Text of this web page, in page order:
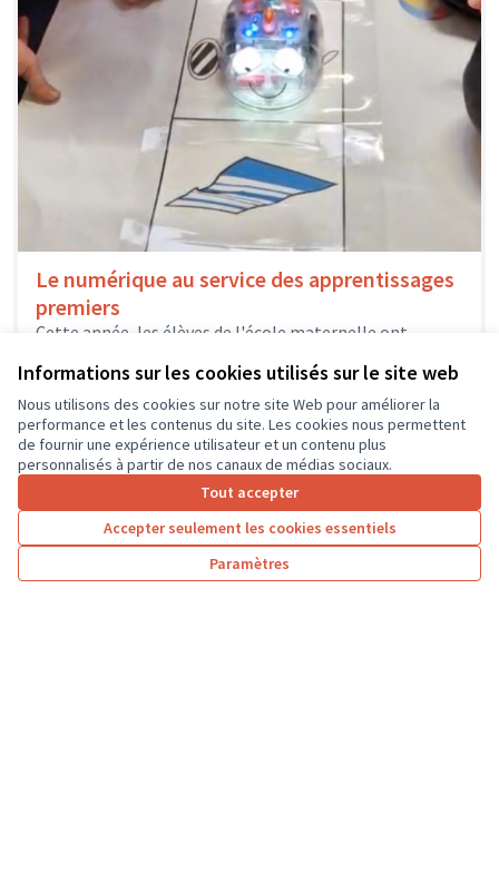
Informations sur les cookies utilisés sur le site web
Nous utilisons des cookies sur notre site Web pour améliorer la
performance et les contenus du site. Les cookies nous permettent
de fournir une expérience utilisateur et un contenu plus
personnalisés à partir de nos canaux de médias sociaux.
Tout accepter
Accepter seulement les cookies essentiels
Paramètres
Le numérique au service des apprentissages
premiers
Cette année, les élèves de l'école maternelle ont
grande section. Ce...
Usages numériques Monnaie
Résultats par page : 25
1 2 3 4 5 6 7